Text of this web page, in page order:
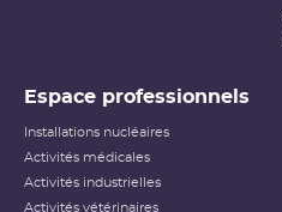
Espace professionnels
Installations nucléaires
Activités médicales
Activités industrielles
Activités vétérinaires